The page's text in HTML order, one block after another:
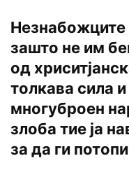
Незнабожците
зашто не им
од
толкава сила
многуброен
злоба тие ја
за да ги